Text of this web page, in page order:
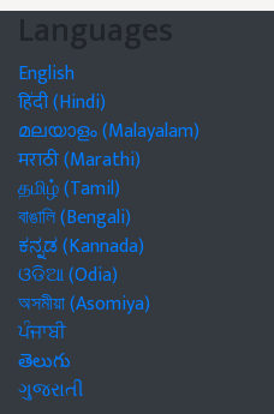
Languages
English
हिंदी (Hindi)
മലയാളം (Malayalam)
मराठी (Marathi)
தமிழ் (Tamil)
বাঙালি (Bengali)
ಕನ್ನಡ (Kannada)
ଓଡିଆ (Odia)
অসমীয়া (Asomiya)
ਪੰਜਾਬੀ
తెలుగు
ગુજરાતી